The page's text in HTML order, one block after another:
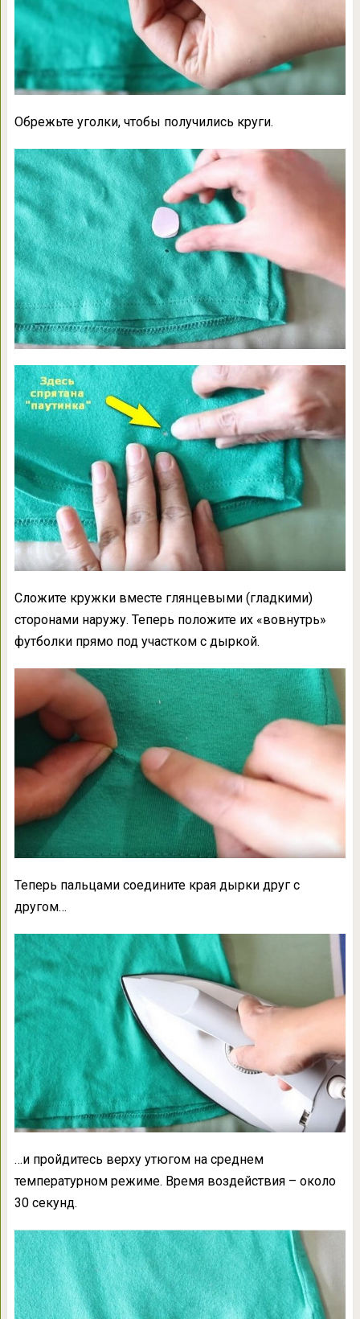
Обрежьте уголки, чтобы получились круги.
Сложите кружки вместе глянцевыми (гладкими)
сторонами наружу. Теперь положите их «вовнутрь»
футболки прямо под участком с дыркой.
Теперь пальцами соедините края дырки друг с
другом…
…и пройдитесь верху утюгом на среднем
температурном режиме. Время воздействия – около
30 секунд.